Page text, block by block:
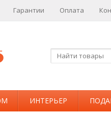
Гарантии Оплата
ИНТЕРЬЕР